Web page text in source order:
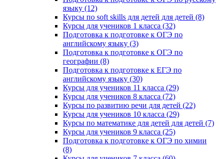
языку (12)
Курсы по soft skills для детей для детей (8)
Курсы для учеников 1 класса (32)
Подготовка к подготовке к ОГЭ по
английскому языку (3)
Подготовка к подготовке к ОГЭ по
географии (8)
Подготовка к подготовке к ЕГЭ по
английскому языку (30)
Курсы для учеников 11 класса (29)
Курсы для учеников 8 класса (72)
Курсы по развитию речи для детей (22)
Курсы для учеников 10 класса (29)
Курсы по математике для детей для детей (7)
Курсы для учеников 9 класса (25)
Подготовка к подготовке к ОГЭ по химии
(8)